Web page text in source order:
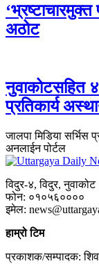
अठोट
नुवाकोटसहित
प्रतिकार्य
जालपा मिडिया सर्भिस
अनलाईन पोर्टल
विदुर-४, विदुर, नुवाकोट
फोन: ०१०५६००००
इमेल:
हाम्रो टिम
प्रकाशक/सम्पादक: